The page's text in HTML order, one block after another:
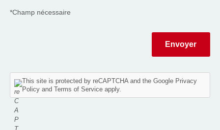
*Champ nécessaire
This site is protected by reCAPTCHA and the Google Privacy
Policy and Terms of Service apply.